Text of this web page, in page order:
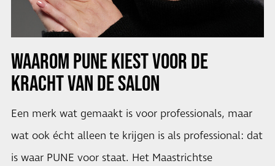
WAAROM PUNE KIEST VOOR DE
KRACHT VAN DE SALON
Een merk wat gemaakt is voor professionals, maar
wat ook écht alleen te krijgen is als professional: dat
is waar PUNE voor staat. Het Maastrichtse